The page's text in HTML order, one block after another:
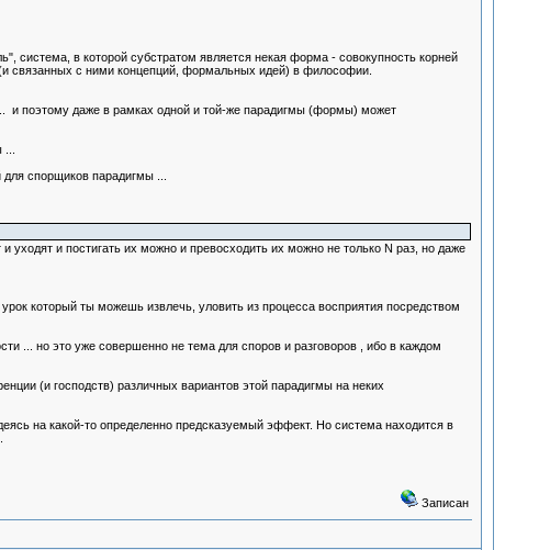
система, в которой субстратом является некая форма - совокупность корней
связанных с ними концепций, формальных идей) в философии.
и поэтому даже в рамках одной и той-же парадигмы (формы) может
спорщиков парадигмы ...
уходят и постигать их можно и превосходить их можно не только N раз, но даже
который ты можешь извлечь, уловить из процесса восприятия посредством
... но это уже совершенно не тема для споров и разговоров , ибо в каждом
(и господств) различных вариантов этой парадигмы на неких
на какой-то определенно предсказуемый эффект. Но система находится в
Записан